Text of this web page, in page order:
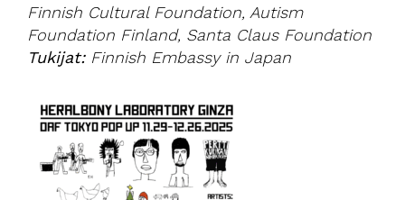
Finnish Cultural Foundation, Autism
Foundation Finland, Santa Claus Foundation
Tukijat:Finnish Embassy in Japan